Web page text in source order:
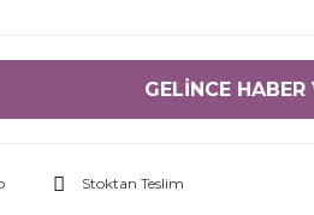
GELİNCE HABER
Stoktan Teslim